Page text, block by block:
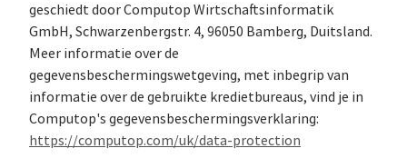
geschiedt door Computop Wirtschaftsinformatik
GmbH, Schwarzenbergstr. 4, 96050 Bamberg, Duitsland.
Meer informatie over de
gegevensbeschermingswetgeving, met inbegrip van
informatie over de gebruikte kredietbureaus, vind je in
Computop's gegevensbeschermingsverklaring:
https://computop.com/uk/data-protection